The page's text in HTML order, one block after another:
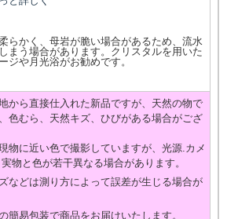
らかく、母岩が脆い場合があるため、流水
まう場合があります。クリスタルを用いた
ジや月光浴がお勧めです。
から直接仕入れた新品ですが、天然の物で
色むら、天然キズ、ひびがある場合がござ
物に近い色で撮影していますが、光源.カメ
物と色が若干異なる場合があります。
などは測り方によって誤差が生じる場合が
簡易包装で商品をお届けいたします。